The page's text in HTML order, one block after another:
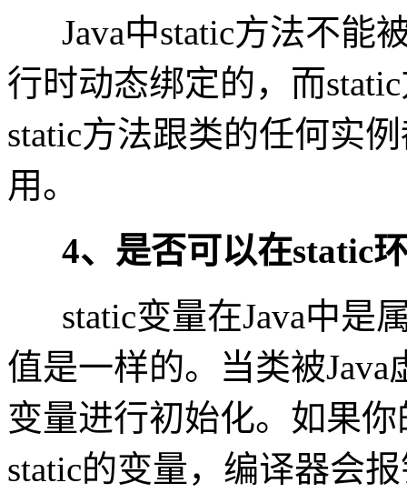
Java中static方法不能
行时动态绑定的，而
static方法跟类的任何实
用。
4、是否可以在static
static变量在Java中是
值是一样的。当类被
变量进行初始化。如果
static的变量，编译器会